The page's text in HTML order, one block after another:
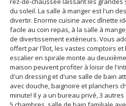
du soleil. La salle à manger est l'un des nombreux endroits pour se
divertir. Enorme cuisine avec dînette idéalement située avec accès
facile au coin repas, à la salle à manger, au salon et aux espaces
de divertissement extérieurs. Vous adorerez le grand espace
offert par l'îlot, les vastes comptoirs et
escalier en spirale monte au
maison peuvent profiter à loisir de l'intimité de leur espace doté
d'un dressing et d'une salle de bain attenante inspirée du spa
avec douche, baignoire et planchers chauffants. Attends une
minute! Il y a un bureau privé, 3 autres chambres, pour un total de